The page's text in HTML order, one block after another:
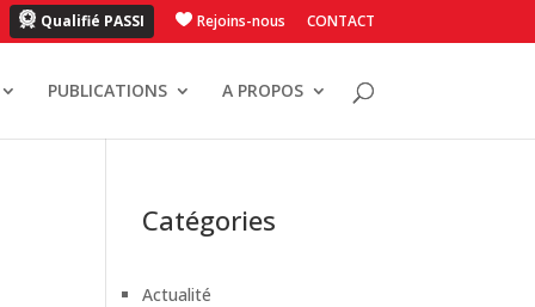
Qualifié PASSI Rejoins-nous CONTACT
PUBLICATIONS A PROPOS
Catégories
Actualité